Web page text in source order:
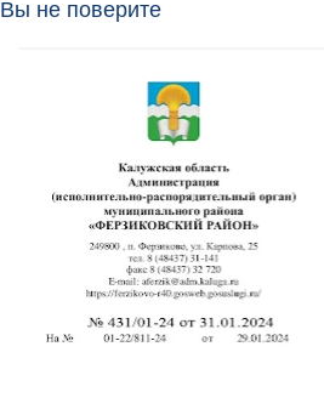
Вы не поверите